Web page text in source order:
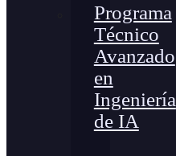
Programa
Técnico
Avanzado
en
Ingeniería
de IA